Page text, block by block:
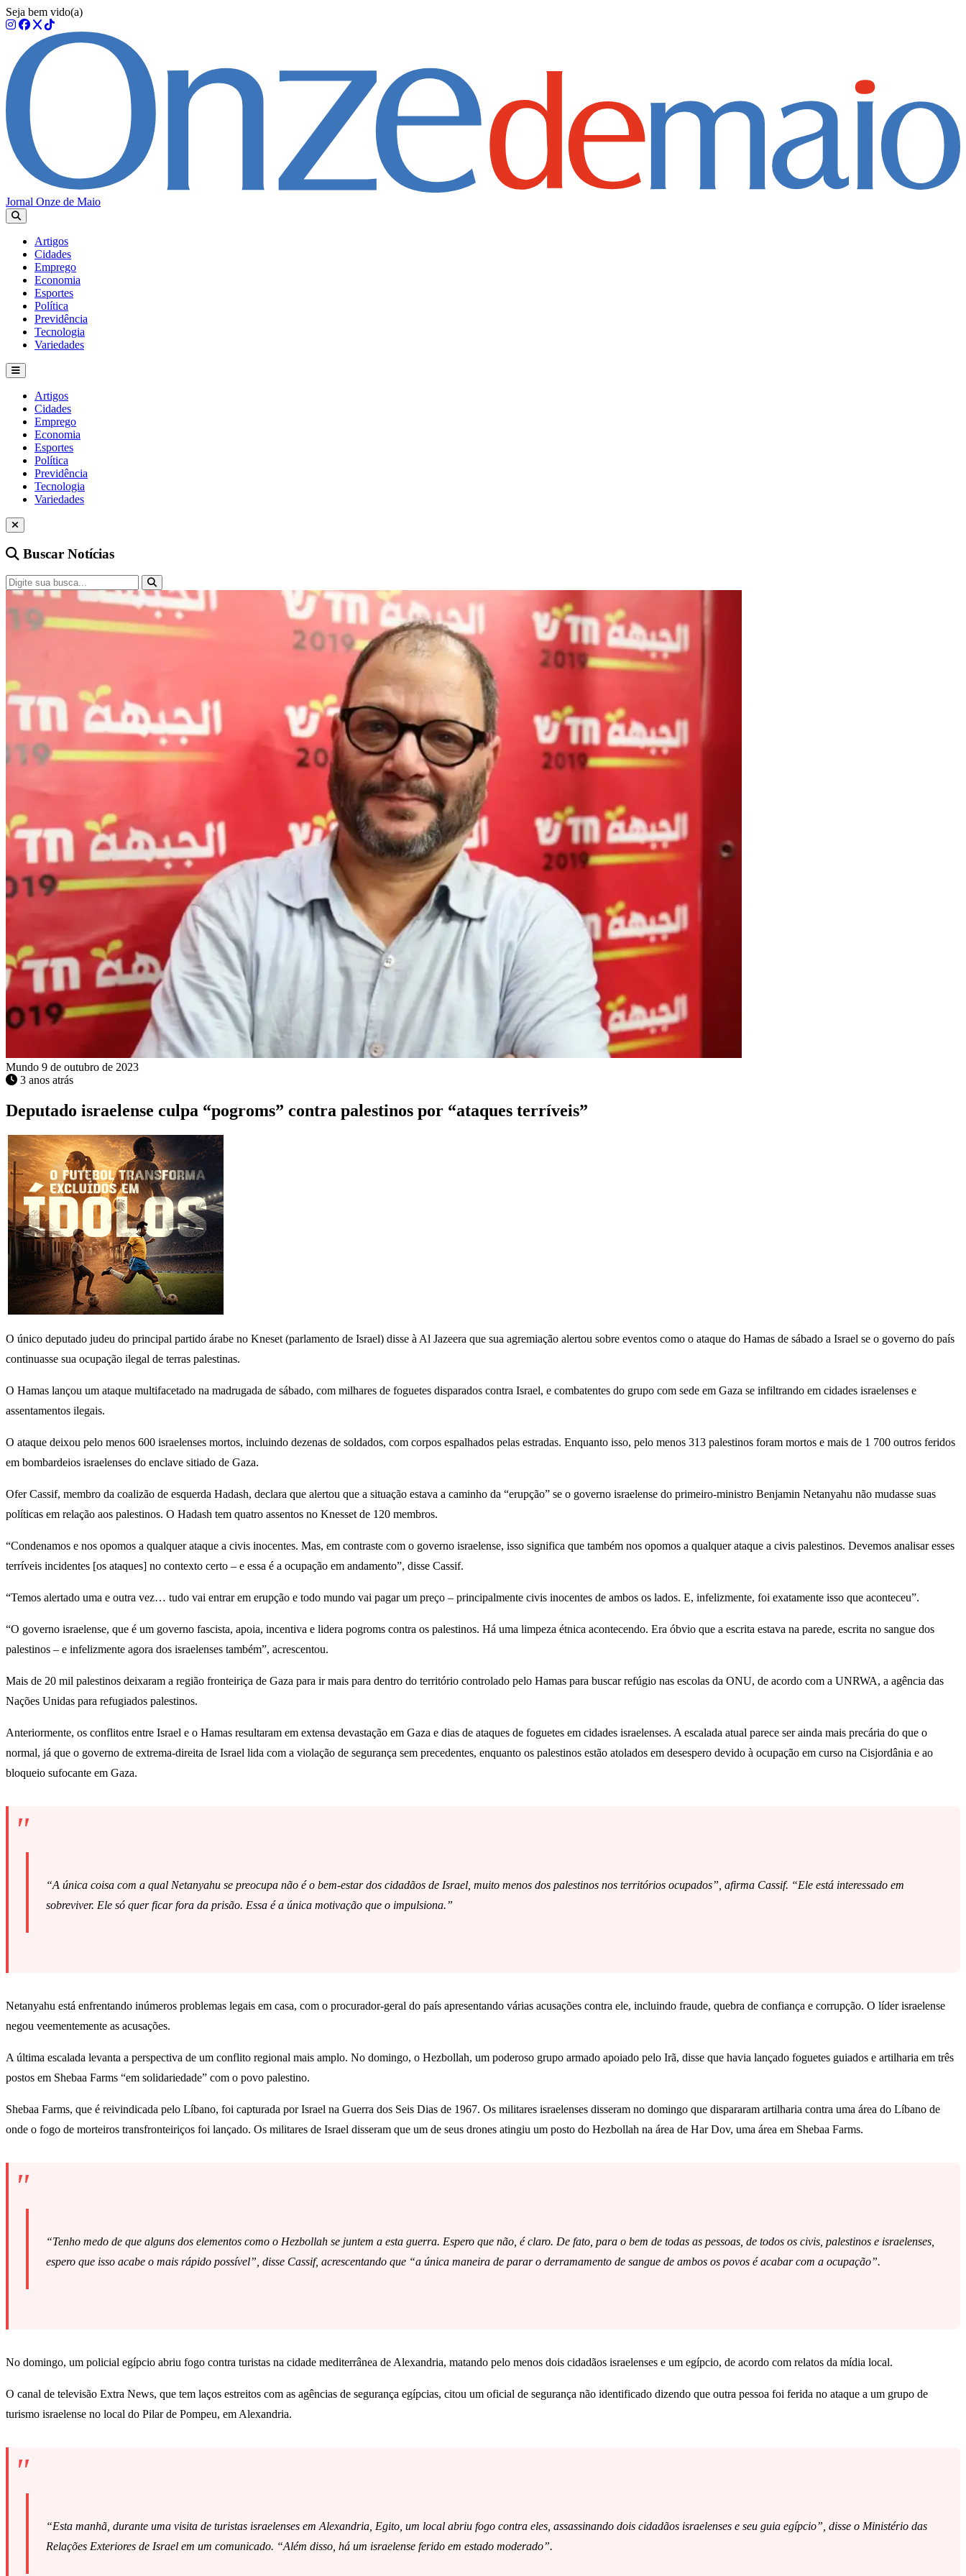
Seja bem vido(a)
Jornal Onze de Maio
Artigos
Cidades
Emprego
Economia
Esportes
Política
Previdência
Tecnologia
Variedades
Artigos
Cidades
Emprego
Economia
Esportes
Política
Previdência
Tecnologia
Variedades
Buscar Notícias
Mundo 9 de outubro de 2023
3 anos atrás
Deputado israelense culpa “pogroms” contra palestinos por “ataques terríveis”
O único deputado judeu do principal partido árabe no Kneset (parlamento de Israel) disse à Al Jazeera que sua agremiação alertou sobre eventos como o ataque do Hamas de sábado a Israel se o governo do país
continuasse sua ocupação ilegal de terras palestinas.
O Hamas lançou um ataque multifacetado na madrugada de sábado, com milhares de foguetes disparados contra Israel, e combatentes do grupo com sede em Gaza se infiltrando em cidades israelenses e
assentamentos ilegais.
O ataque deixou pelo menos 600 israelenses mortos, incluindo dezenas de soldados, com corpos espalhados pelas estradas. Enquanto isso, pelo menos 313 palestinos foram mortos e mais de 1 700 outros feridos
em bombardeios israelenses do enclave sitiado de Gaza.
Ofer Cassif, membro da coalizão de esquerda Hadash, declara que alertou que a situação estava a caminho da “erupção” se o governo israelense do primeiro-ministro Benjamin Netanyahu não mudasse suas
políticas em relação aos palestinos. O Hadash tem quatro assentos no Knesset de 120 membros.
“Condenamos e nos opomos a qualquer ataque a civis inocentes. Mas, em contraste com o governo israelense, isso significa que também nos opomos a qualquer ataque a civis palestinos. Devemos analisar esses
terríveis incidentes [os ataques] no contexto certo – e essa é a ocupação em andamento”, disse Cassif.
“Temos alertado uma e outra vez… tudo vai entrar em erupção e todo mundo vai pagar um preço – principalmente civis inocentes de ambos os lados. E, infelizmente, foi exatamente isso que aconteceu”.
“O governo israelense, que é um governo fascista, apoia, incentiva e lidera pogroms contra os palestinos. Há uma limpeza étnica acontecendo. Era óbvio que a escrita estava na parede, escrita no sangue dos
palestinos – e infelizmente agora dos israelenses também”, acrescentou.
Mais de 20 mil palestinos deixaram a região fronteiriça de Gaza para ir mais para dentro do território controlado pelo Hamas para buscar refúgio nas escolas da ONU, de acordo com a UNRWA, a agência das
Nações Unidas para refugiados palestinos.
Anteriormente, os conflitos entre Israel e o Hamas resultaram em extensa devastação em Gaza e dias de ataques de foguetes em cidades israelenses. A escalada atual parece ser ainda mais precária do que o
normal, já que o governo de extrema-direita de Israel lida com a violação de segurança sem precedentes, enquanto os palestinos estão atolados em desespero devido à ocupação em curso na Cisjordânia e ao
bloqueio sufocante em Gaza.
“A única coisa com a qual Netanyahu se preocupa não é o bem-estar dos cidadãos de Israel, muito menos dos palestinos nos territórios ocupados”, afirma Cassif. “Ele está interessado em
sobreviver. Ele só quer ficar fora da prisão. Essa é a única motivação que o impulsiona.”
Netanyahu está enfrentando inúmeros problemas legais em casa, com o procurador-geral do país apresentando várias acusações contra ele, incluindo fraude, quebra de confiança e corrupção. O líder israelense
negou veementemente as acusações.
A última escalada levanta a perspectiva de um conflito regional mais amplo. No domingo, o Hezbollah, um poderoso grupo armado apoiado pelo Irã, disse que havia lançado foguetes guiados e artilharia em três
postos em Shebaa Farms “em solidariedade” com o povo palestino.
Shebaa Farms, que é reivindicada pelo Líbano, foi capturada por Israel na Guerra dos Seis Dias de 1967. Os militares israelenses disseram no domingo que dispararam artilharia contra uma área do Líbano de
onde o fogo de morteiros transfronteiriços foi lançado. Os militares de Israel disseram que um de seus drones atingiu um posto do Hezbollah na área de Har Dov, uma área em Shebaa Farms.
“Tenho medo de que alguns dos elementos como o Hezbollah se juntem a esta guerra. Espero que não, é claro. De fato, para o bem de todas as pessoas, de todos os civis, palestinos e israelenses,
espero que isso acabe o mais rápido possível”, disse Cassif, acrescentando que “a única maneira de parar o derramamento de sangue de ambos os povos é acabar com a ocupação”.
No domingo, um policial egípcio abriu fogo contra turistas na cidade mediterrânea de Alexandria, matando pelo menos dois cidadãos israelenses e um egípcio, de acordo com relatos da mídia local.
O canal de televisão Extra News, que tem laços estreitos com as agências de segurança egípcias, citou um oficial de segurança não identificado dizendo que outra pessoa foi ferida no ataque a um grupo de
turismo israelense no local do Pilar de Pompeu, em Alexandria.
“Esta manhã, durante uma visita de turistas israelenses em Alexandria, Egito, um local abriu fogo contra eles, assassinando dois cidadãos israelenses e seu guia egípcio”, disse o Ministério das
Relações Exteriores de Israel em um comunicado. “Além disso, há um israelense ferido em estado moderado”.